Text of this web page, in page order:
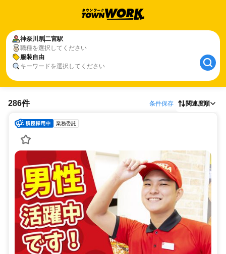
神奈川県二宮駅
職種を選択してください
服装自由
キーワードを選択してください
286件 条件保存 関連度順
業務委託